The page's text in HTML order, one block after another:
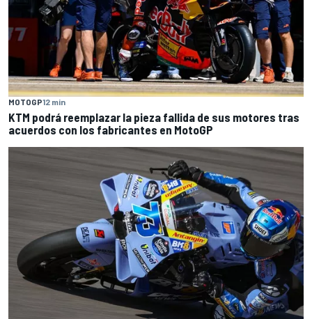
MOTOGP12 min
KTM podrá reemplazar la pieza fallida de sus motores tras
acuerdos con los fabricantes en MotoGP